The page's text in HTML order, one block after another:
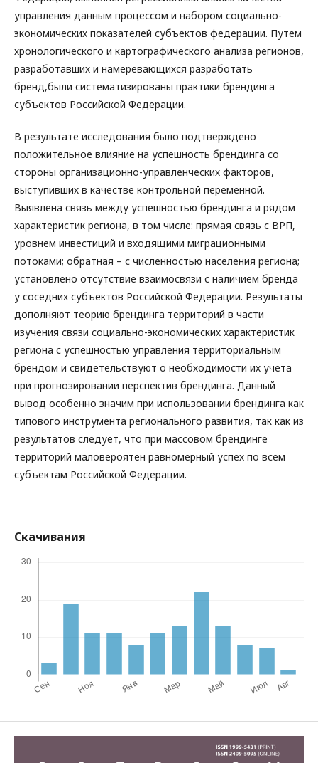
управления данным процессом и набором социально-
экономических показателей субъектов федерации. Путем
хронологического и картографического анализа регионов,
разработавших и намеревающихся разработать
бренд,были систематизированы практики брендинга
субъектов Российской Федерации.
В результате исследования было подтверждено
положительное влияние на успешность брендинга со
стороны организационно-управленческих факторов,
выступивших в качестве контрольной переменной.
Выявлена связь между успешностью брендинга и рядом
характеристик региона, в том числе: прямая связь с ВРП,
уровнем инвестиций и входящими миграционными
потоками; обратная – с численностью населения региона;
установлено отсутствие взаимосвязи с наличием бренда
у соседних субъектов Российской Федерации. Результаты
дополняют теорию брендинга территорий в части
изучения связи социально-экономических характеристик
региона с успешностью управления территориальным
брендом и свидетельствуют о необходимости их учета
при прогнозировании перспектив брендинга. Данный
вывод особенно значим при использовании брендинга как
типового инструмента регионального развития, так как из
результатов следует, что при массовом брендинге
территорий маловероятен равномерный успех по всем
субъектам Российской Федерации.
Скачивания